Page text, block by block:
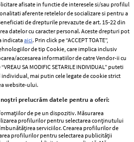
Politica de
confidențialitate
Politica de cookies
Publicitate
femei
Viva
Avantaje
afisate in functie de interesele si/sau profilul
aferente retelelor de socializare si pentru a
de drepturile prevazute de art. 15-22 din
datelor cu caracter personal. Aceste drepturi pot
indicataaici. Prin click pe “ACCEPT TOATE”,
de tip Cookie, care implica inclusiv
accesarea informatiilor de catre Vendor-ii cu
SA MODIFIC SETARILE INDIVIDUAL” puteti
mai putin cele legate de cookie strict
website-ului.
prelucrăm datele pentru a oferi:
de pe un dispozitiv. Măsurarea
profilurilor pentru selectarea conținutului
serviciilor. Crearea profilurilor de
profilurilor pentru selectarea publicității